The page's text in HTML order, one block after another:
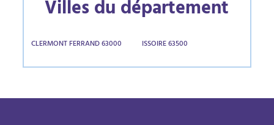
Villes du département
CLERMONT FERRAND 63000 ISSOIRE 63500